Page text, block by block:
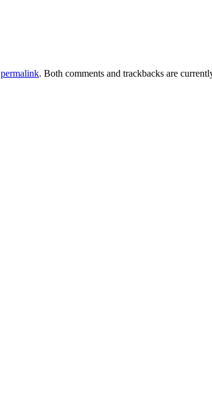
permalink. Both comments and trackbacks are